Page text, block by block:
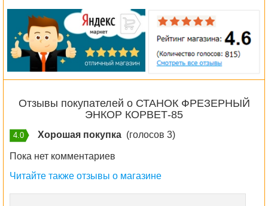
Отзывы покупателей о СТАНОК ФРЕЗЕРНЫЙ
ЭНКОР КОРВЕТ-85
4.0 Хорошая покупка (голосов 3)
Пока нет комментариев
Читайте также отзывы о магазине